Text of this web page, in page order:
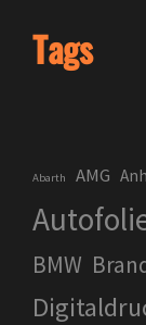
Tags
Abarth AMG
BMW